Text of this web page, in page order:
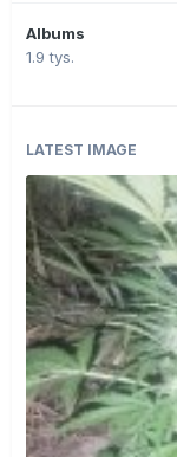
Albums
1.9 tys.
LATEST IMAGE